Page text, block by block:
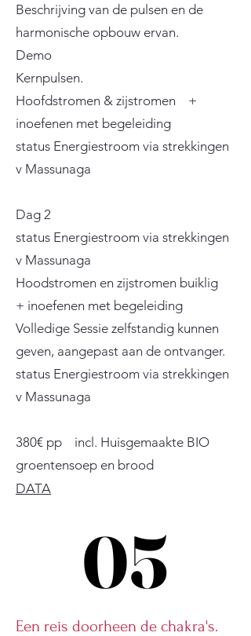
Beschrijving van de pulsen en de
harmonische opbouw ervan.
Demo
Kernpulsen.
Hoofdstromen & zijstromen +
inoefenen met begeleiding
status Energiestroom via strekkingen
v Massunaga
Dag 2
status Energiestroom via strekkingen
v Massunaga
Hoodstromen en zijstromen buiklig
+ inoefenen met begeleiding
Volledige Sessie zelfstandig kunnen
geven, aangepast aan de ontvanger.
status Energiestroom via strekkingen
v Massunaga
380€ pp incl. Huisgemaakte BIO
groentensoep en brood
DATA
05
05
Een reis doorheen de chakra's.